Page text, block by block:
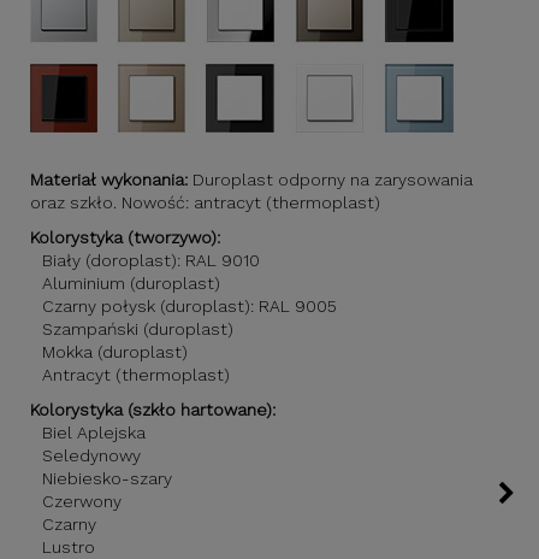
Materiał wykonania: Duroplast odporny na zarysowania
oraz szkło. Nowość: antracyt (thermoplast)
Kolorystyka (tworzywo):
Biały (doroplast): RAL 9010
Aluminium (duroplast)
Czarny połysk (duroplast): RAL 9005
Szampański (duroplast)
Mokka (duroplast)
Antracyt (thermoplast)
Kolorystyka (szkło hartowane):
Biel Aplejska
Seledynowy
Niebiesko-szary
Czerwony
Czarny
Lustro